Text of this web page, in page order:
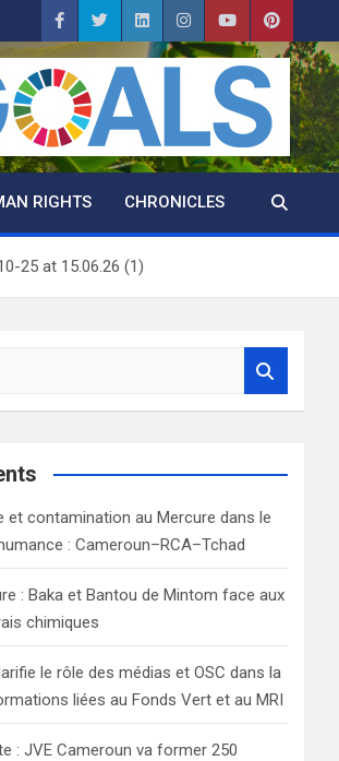
RIGHTS CHRONICLES
25 at 15.06.26 (1)
et contamination au Mercure dans le
: Cameroun–RCA–Tchad
: Baka et Bantou de Mintom face aux
chimiques
le rôle des médias et OSC dans la
liées au Fonds Vert et au MRI
: JVE Cameroun va former 250